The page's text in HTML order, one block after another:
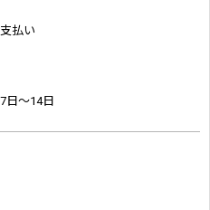
払い
日～14日